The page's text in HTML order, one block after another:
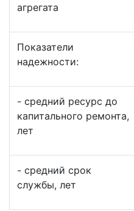
агрегата
Показатели
надежности:
- средний ресурс до
капитального ремонта,
лет
- средний срок
службы, лет